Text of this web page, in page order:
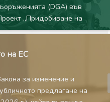
(DGA) във
„Придобиване на
подписана на 12 юни
и Република България
между
България по SAFE
на ЕС
за изменение и
предлагане на